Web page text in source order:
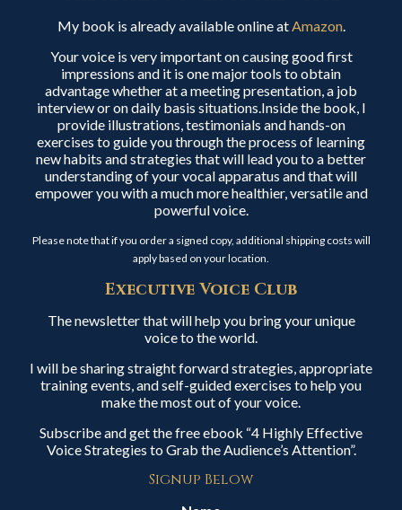
My book is already available online atAmazon.
Your voice is very important on causing good first
impressions and it is one major tools to obtain
advantage whether at a meeting presentation, a job
interview or on daily basis situations.Inside the book, I
provide illustrations, testimonials and hands-on
exercises to guide you through the process of learning
new habits and strategies that will lead you to a better
understanding of your vocal apparatus and that will
empower you with a much more healthier, versatile and
powerful voice.
Please note that if you order a signed copy, additional shipping costs will
apply based on your location.
Executive Voice Club
The newsletter that will help you bring your unique
voice to the world.
I will be sharing straight forward strategies, appropriate
training events, and self-guided exercises to help you
make the most out of your voice.
Subscribe and get the free ebook “4 Highly Effective
Voice Strategies to Grab the Audience’s Attention”.
Signup Below